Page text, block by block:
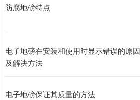
防腐地磅特点
电子地磅在安装和使用时显示错误的原因
及解决方法
电子地磅保证其质量的方法